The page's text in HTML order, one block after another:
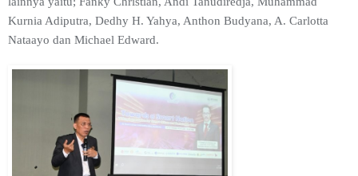
Kurnia Adiputra, Dedhy H. Yahya, Anthon Budyana, A. Carlotta
Nataayo dan Michael Edward.